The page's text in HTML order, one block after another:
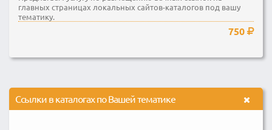
главных страницах локальных сайтов-каталогов под вашу
тематику.
750
Ссылки в каталогах по Вашей тематике